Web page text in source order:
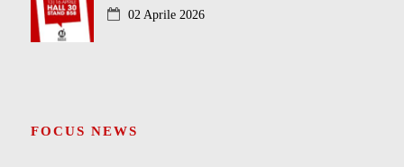
02 Aprile 2026
FOCUS NEWS